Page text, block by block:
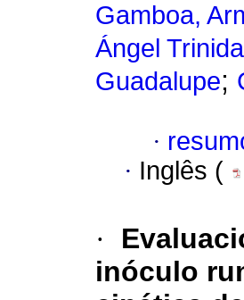
Gamboa,
Ángel
Guadalupe;
·
· Inglês (
·
inóculo